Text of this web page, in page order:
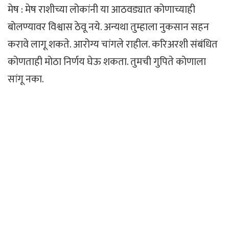
मेष : मेष राशीच्या लोकांनी या आठवड्यात कोणाच्याही
बोलण्यावर विश्वास ठेवू नये. अन्यथा तुम्हाला नुकसान सहन
करावे लागू शकते. आरोग्य चांगले राहील. करिअरशी संबंधित
कोणताही मोठा निर्णय घेऊ शकता. तुमची गुपिते कोणाला
सांगू नका.